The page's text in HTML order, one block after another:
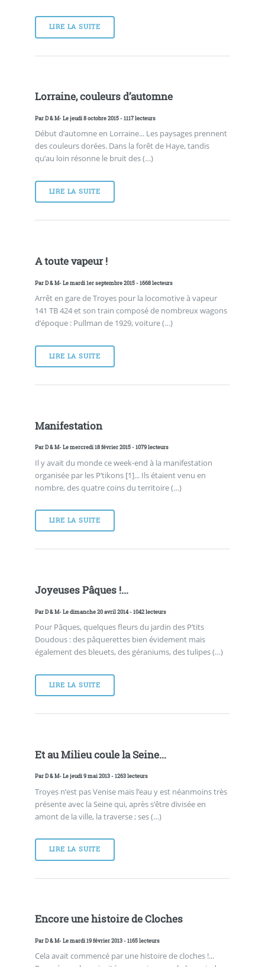
LIRE LA SUITE
Lorraine, couleurs d’automne
ParD & M- Le jeudi 8 octobre 2015 - 1117 lecteurs
Début d’automne en Lorraine... Les paysages prennent
des couleurs dorées. Dans la forêt de Haye, tandis
qu’au loin résonne le bruit des (…)
LIRE LA SUITE
A toute vapeur !
ParD & M- Le mardi 1er septembre 2015 - 1668 lecteurs
Arrêt en gare de Troyes pour la locomotive à vapeur
141 TB 424 et son train composé de nombreux wagons
d’époque : Pullman de 1929, voiture (…)
LIRE LA SUITE
Manifestation
ParD & M- Le mercredi 18 février 2015 - 1079 lecteurs
Il y avait du monde ce week-end à la manifestation
organisée par les P’tikons [1]... Ils étaient venu en
nombre, des quatre coins du territoire (…)
LIRE LA SUITE
Joyeuses Pâques !...
ParD & M- Le dimanche 20 avril 2014 - 1042 lecteurs
Pour Pâques, quelques fleurs du jardin des P’tits
Doudous : des pâquerettes bien évidement mais
également des bleuets, des géraniums, des tulipes (…)
LIRE LA SUITE
Et au Milieu coule la Seine...
ParD & M- Le jeudi 9 mai 2013 - 1263 lecteurs
Troyes n’est pas Venise mais l’eau y est néanmoins très
présente avec la Seine qui, après s’être divisée en
amont de la ville, la traverse ; ses (…)
LIRE LA SUITE
Encore une histoire de Cloches
ParD & M- Le mardi 19 février 2013 - 1165 lecteurs
Cela avait commencé par une histoire de cloches !...